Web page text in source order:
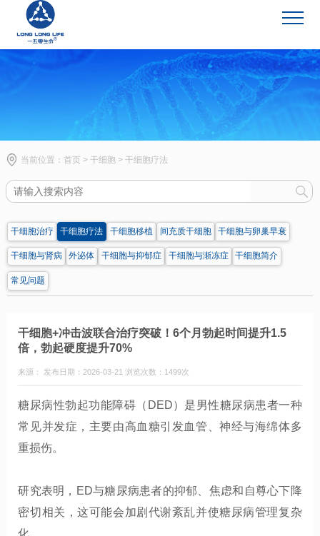
干细胞
当前位置：首页 >干细胞 >干细胞疗法
干细胞治疗 干细胞疗法 干细胞移植 间充质干细胞 干细胞与卵巢早衰
干细胞与肾病 外泌体 干细胞与抑郁症 干细胞与渐冻症 干细胞简介
常见问题
干细胞+冲击波联合治疗突破！6个月勃起时间提升1.5
倍，勃起硬度提升70%
来源： 发布日期：2026-03-21 浏览次数：1499次
糖尿病性勃起功能障碍（DED）是男性糖尿病患者一种
常见并发症，主要由高血糖引发血管、神经与海绵体多
重损伤。
研究表明，ED与糖尿病患者的抑郁、焦虑和自尊心下降
密切相关，这可能会加剧代谢紊乱并使糖尿病管理复杂
化。